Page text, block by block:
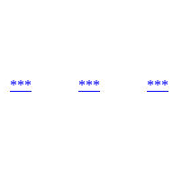
*** *** ***